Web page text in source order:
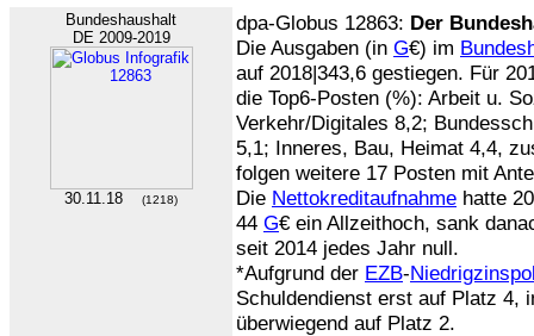
Bundeshaushalt
DE 2009-2019
30.11.18 (1218)
dpa-Globus 12863: Der
Die Ausgaben (in G€) im
auf 2018|343,6 gestiegen. Für
die Top6-Posten (%): Arbeit u.
Verkehr/Digitales 8,2;
5,1; Inneres, Bau, Heimat 4,4,
folgen weitere 17 Posten mit
Die Nettokreditaufnahme hatte
44 G€ ein Allzeithoch, sank
seit 2014 jedes Jahr null.
*Aufgrund der EZB-
Schuldendienst erst auf Platz 4,
überwiegend auf Platz 2.